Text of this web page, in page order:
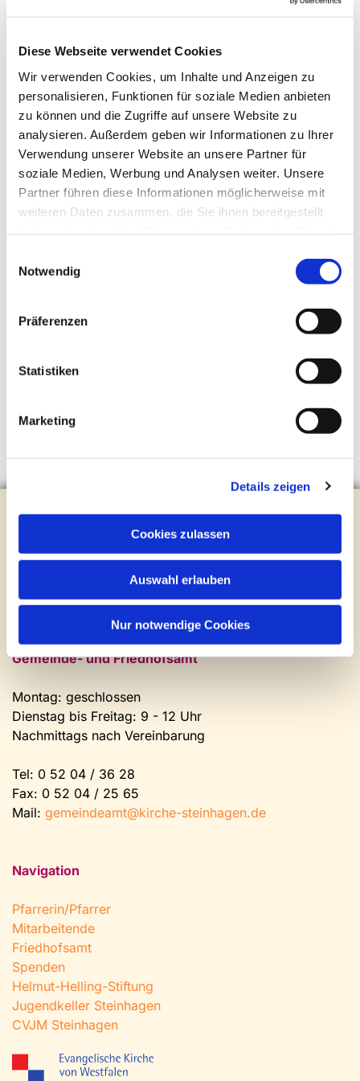
Diese Webseite verwendet Cookies
Wir verwenden Cookies, um Inhalte und Anzeigen zu
personalisieren, Funktionen für soziale Medien anbieten
zu können und die Zugriffe auf unsere Website zu
analysieren. Außerdem geben wir Informationen zu Ihrer
Verwendung unserer Website an unsere Partner für
soziale Medien, Werbung und Analysen weiter. Unsere
Partner führen diese Informationen möglicherweise mit
weiteren Daten zusammen, die Sie ihnen bereitgestellt
Notwendig
Präferenzen
Statistiken
Marketing
Details zeigen
Cookies zulassen
Auswahl erlauben
Nur notwendige Cookies
Gemeinde jede Woche, um das gemeinsam zu tun.
Lieder, die altersgerecht und spielerisch eingeführt
kurz und manchmal erklingen auch Instrumente.
Anette Petrick, Tel. 0151 / 72 14 02 57
Mail:petrick@kirche-steinhagen.de
Evangelische Kirchengemeinde Steinhagen
Brockhagener Straße 28 | 33803 Steinhagen
Tel.:0 52 04 / 36 28
Newsletter abonnieren
Kontakt und Öffnungszeiten
Gemeinde- und Friedhofsamt
Montag: geschlossen
Dienstag bis Freitag: 9 - 12 Uhr
Nachmittags nach Vereinbarung
Tel: 0 52 04 / 36 28
Fax: 0 52 04 / 25 65
Mail: gemeindeamt@kirche-steinhagen.de
Navigation
Pfarrerin/Pfarrer
Mitarbeitende
Friedhofsamt
Spenden
Helmut-Helling-Stiftung
Jugendkeller Steinhagen
CVJM Steinhagen